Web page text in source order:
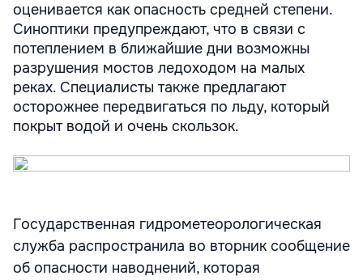
оценивается как опасность средней степени.
Синоптики предупреждают, что в связи с
потеплением в ближайшие дни возможны
разрушения мостов ледоходом на малых
реках. Специалисты также предлагают
осторожнее передвигаться по льду, который
покрыт водой и очень скользок.
Государственная гидрометеорологическая
служба распространила во вторник сообщение
об опасности наводнений, которая